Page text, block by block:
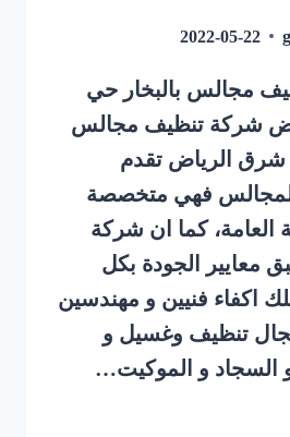
2022-05-22
مجالس بالبخار حي
شركة تنظيف مجالس
شرق الرياض تقدم
فهي متخصصة
العامة، كما ان شركة
معايير الجودة بكل
اكفاء فنيين و مهندسين
تنظيف وغسيل و
السجاد و الموكيت…